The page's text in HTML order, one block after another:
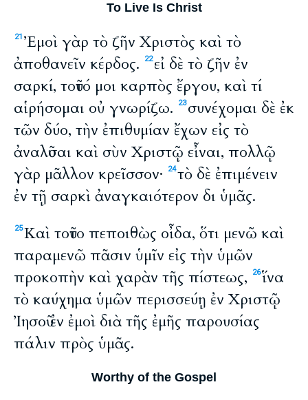
To Live Is Christ
21 Ἐμοὶ γὰρ τὸ ζῆν Χριστὸς καὶ τὸ
ἀποθανεῖν κέρδος.
22 εἰ δὲ τὸ ζῆν ἐν
σαρκί, τοῦτό μοι καρπὸς ἔργου, καὶ τί
αἱρήσομαι οὐ γνωρίζω.
23 συνέχομαι δὲ ἐκ
τῶν δύο, τὴν ἐπιθυμίαν ἔχων εἰς τὸ
ἀναλῦσαι καὶ σὺν Χριστῷ εἶναι, πολλῷ
γὰρ μᾶλλον κρεῖσσον·
24τὸ δὲ ἐπιμένειν
ἐν τῇ σαρκὶ ἀναγκαιότερον δι ὑμᾶς.
25Καὶ τοῦτο πεποιθὼς οἶδα, ὅτι μενῶ καὶ
παραμενῶ πᾶσιν ὑμῖν εἰς τὴν ὑμῶν
προκοπὴν καὶ χαρὰν τῆς πίστεως,
26ἵνα
τὸ καύχημα ὑμῶν περισσεύῃ ἐν Χριστῷ
Ἰησοῦ ἐν ἐμοὶ διὰ τῆς ἐμῆς παρουσίας
πάλιν πρὸς ὑμᾶς.
Worthy of the Gospel